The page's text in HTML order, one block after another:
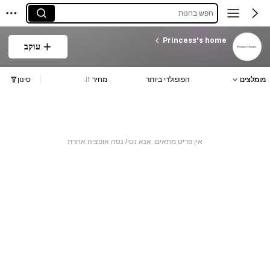
חפש בחנות
Princess's home
עוקב
מומלצים הפופולרי ביותר מחיר סינון
אין פריט מתאים. אנא נסי/ נסה אופציה אחרת